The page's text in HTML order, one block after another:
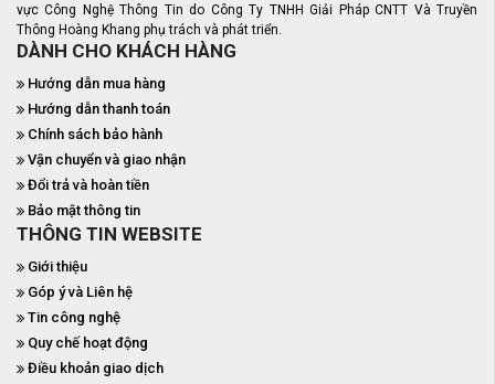
vực Công Nghệ Thông Tin do Công Ty TNHH Giải Pháp CNTT Và Truyền
Thông Hoàng Khang phụ trách và phát triển.
DÀNH CHO KHÁCH HÀNG
Hướng dẫn mua hàng
Hướng dẫn thanh toán
Chính sách bảo hành
Vận chuyển và giao nhận
Đổi trả và hoàn tiền
Bảo mật thông tin
THÔNG TIN WEBSITE
Giới thiệu
Góp ý và Liên hệ
Tin công nghệ
Quy chế hoạt động
Điều khoản giao dịch